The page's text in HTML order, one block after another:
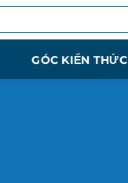
GÓC KIẾN THỨC